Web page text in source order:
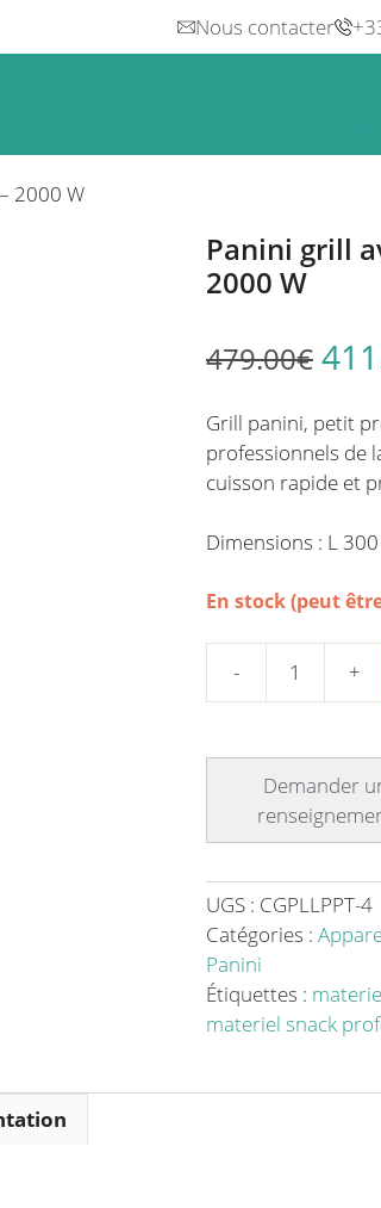
Nous contacter
2000 W
Panini grill
2000 W
479.00€
Grill panini, petit
professionnels de
cuisson rapide et
Dimensions : L
En stock (peut
premium
lisse
en
inox
UGS : CGPLLPPT-4
Catégories :
Panini
Étiquettes :
materiel snack